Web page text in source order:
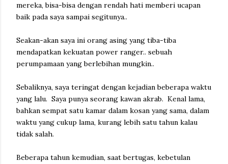
mereka, bisa-bisa dengan rendah hati memberi ucapan
baik pada saya sampai segitunya..
Seakan-akan saya ini orang asing yang tiba-tiba
mendapatkan kekuatan power ranger.. sebuah
perumpamaan yang berlebihan mungkin..
Sebaliknya, saya teringat dengan kejadian beberapa waktu
yang lalu. Saya punya seorang kawan akrab. Kenal lama,
bahkan sempat satu kamar dalam kosan yang sama, dalam
waktu yang cukup lama, kurang lebih satu tahun kalau
tidak salah.
Beberapa tahun kemudian, saat bertugas, kebetulan